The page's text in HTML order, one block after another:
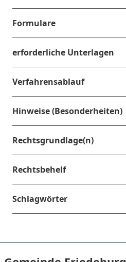
Formulare
erforderliche Unterlagen
Verfahrensablauf
Hinweise (Besonderheiten)
Rechtsgrundlage(n)
Rechtsbehelf
Schlagwörter